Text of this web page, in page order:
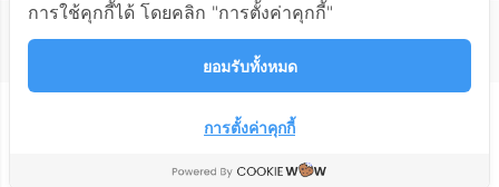
ติดต่อสอบถาม
การใช้คุกกี้ได้ โดยคลิก "การตั้งค่าคุกกี้"
ยอมรับทั้งหมด
การตั้งค่าคุกกี้